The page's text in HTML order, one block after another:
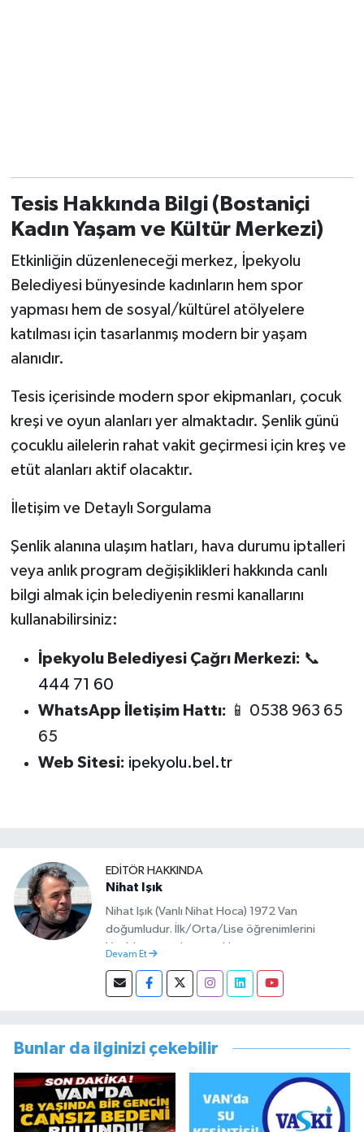
Tesis Hakkında Bilgi (Bostaniçi
Kadın Yaşam ve Kültür Merkezi)
Etkinliğin düzenleneceği merkez, İpekyolu
Belediyesi bünyesinde kadınların hem spor
yapması hem de sosyal/kültürel atölyelere
katılması için tasarlanmış modern bir yaşam
alanıdır.
Tesis içerisinde modern spor ekipmanları, çocuk
kreşi ve oyun alanları yer almaktadır. Şenlik günü
çocuklu ailelerin rahat vakit geçirmesi için kreş ve
etüt alanları aktif olacaktır.
İletişim ve Detaylı Sorgulama
Şenlik alanına ulaşım hatları, hava durumu iptalleri
veya anlık program değişiklikleri hakkında canlı
bilgi almak için belediyenin resmi kanallarını
kullanabilirsiniz:
İpekyolu Belediyesi Çağrı Merkezi: 📞
444 71 60
WhatsApp İletişim Hattı: 📱 0538 963 65
65
Web Sitesi: ipekyolu.bel.tr
EDITÖR HAKKINDA
Nihat Işık
Nihat Işık (Vanlı Nihat Hoca) 1972 Van
doğumludur. İlk/Orta/Lise öğrenimlerini
Van’da tamamlamıştır. Hacettepe mezunu
başlamıştır. Asteğmen olarak yaptığı vatani
görevi dönüşü Van Sosyal Hizmetler İl
görevini yürütürken istifa edip sosyal medyayı
tercih etmiştir.
Devam Et
Bunlar da ilginizi çekebilir